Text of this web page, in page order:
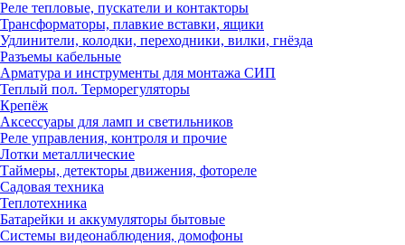
Реле тепловые, пускатели и контакторы
Трансформаторы, плавкие вставки, ящики
Удлинители, колодки, переходники, вилки, гнёзда
Разъемы кабельные
Арматура и инструменты для монтажа СИП
Теплый пол. Терморегуляторы
Крепёж
Аксессуары для ламп и светильников
Реле управления, контроля и прочие
Лотки металлические
Таймеры, детекторы движения, фотореле
Садовая техника
Теплотехника
Батарейки и аккумуляторы бытовые
Системы видеонаблюдения, домофоны